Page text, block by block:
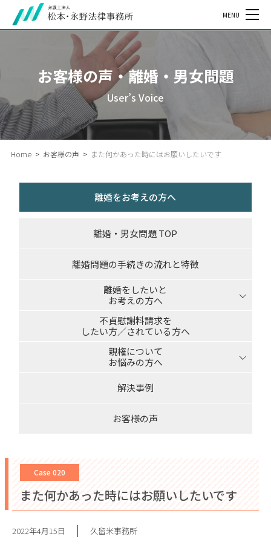
MENU
お客様の声・離婚・男女問題
User’s Voice
Home > お客様の声 > また何かあった時にはお願いしたいです
離婚をお考えの方へ
離婚・男女問題 TOP
離婚問題の手続きの流れと特徴
離婚をしたいと
お考えの方へ
不貞慰謝料請求を
したい方／されている方へ
親権について
お悩みの方へ
解決事例
お客様の声
Case 020
また何かあった時にはお願いしたいです
2022年4月15日 久留米事務所